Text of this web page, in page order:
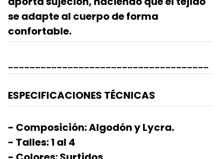
se adapte al cuerpo de forma
confortable.
_____________________________________
ESPECIFICACIONES TÉCNICAS
- Composición: Algodón y Lycra.
- Talles: 1 al 4